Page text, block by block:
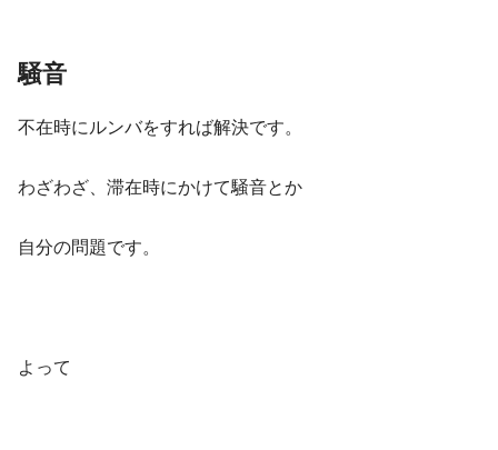
騒音
不在時にルンバをすれば解決です。
わざわざ、滞在時にかけて騒音とか
自分の問題です。
よって